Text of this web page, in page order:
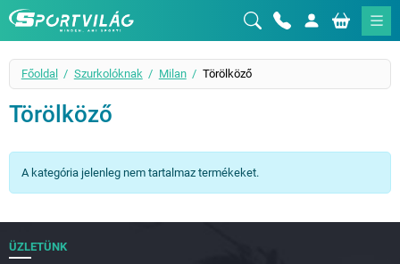
Sportvilág
Főoldal Szurkolóknak Milan Törölköző
Törölköző
A kategória jelenleg nem tartalmaz termékeket.
ÜZLETÜNK